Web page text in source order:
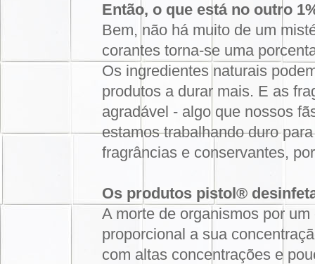
Então, o que está no outro
Bem, não há muito de um
corantes torna-se uma
Os ingredientes naturais
produtos a durar mais. E as
agradável - algo que nossos
estamos trabalhando duro
fragrâncias e conservantes,
Os produtos pistol®
A morte de organismos por
proporcional a sua
com altas concentrações e